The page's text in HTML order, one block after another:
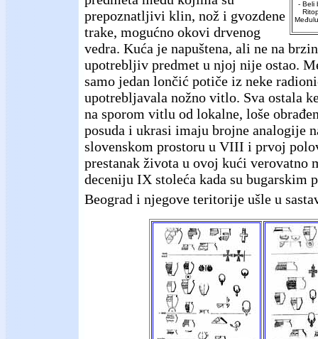
- Beli
prepoznatljivi klin, nož i gvozdene
trake, mogućno okovi drvenog
vedra. Kuća je napuštena, ali ne na
upotrebljiv predmet u njoj nije ostao.
samo jedan lončić potiče iz neke
upotrebljavala nožno vitlo. Sva ostala
na sporom vitlu od lokalne, loše
posuda i ukrasi imaju brojne analogije
slovenskom prostoru u VIII i prvoj
prestanak života u ovoj kući verovatno
deceniju IX stoleća kada su bugarskim
Beograd i njegove teritorije ušle u